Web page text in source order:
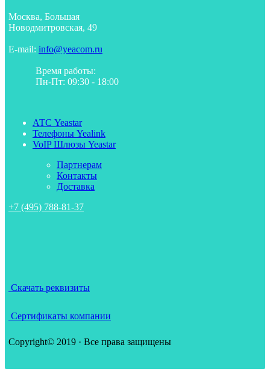
Москва, Большая
Новодмитровская, 49
E-mail: info@yeacom.ru
Время работы:
Пн-Пт: 09:30 - 18:00
АТС Yeastar
Телефоны Yealink
VoIP Шлюзы Yeastar
Партнерам
Контакты
Доставка
+7 (495) 788-81-37
Скачать реквизиты
Сертификаты компании
Copyright© 2019 · Все права защищены